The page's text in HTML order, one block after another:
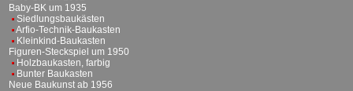
Baby-BK um 1935
Siedlungsbaukästen
Arfio-Technik-Baukasten
Kleinkind-Baukasten
Figuren-Steckspiel um 1950
Holzbaukasten, farbig
Bunter Baukasten
Neue Baukunst ab 1956